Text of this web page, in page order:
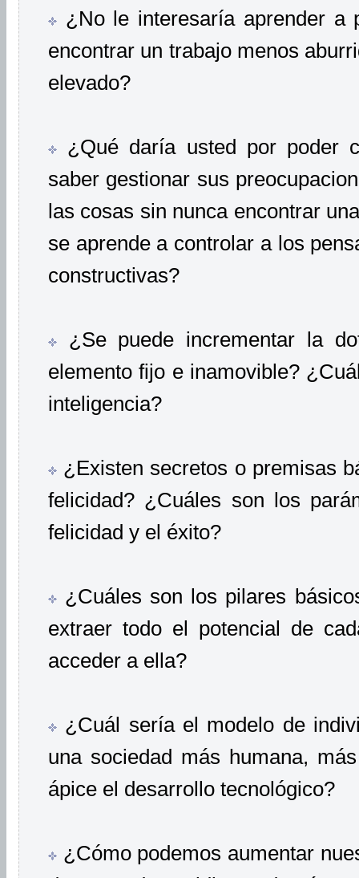
¿No le interesaría aprender a
encontrar un trabajo menos
elevado?
¿Qué daría usted por poder
saber gestionar sus
las cosas sin nunca encontrar
se aprende a controlar a los
constructivas?
¿Se puede incrementar la
elemento fijo e inamovible?
inteligencia?
¿Existen secretos o premisas
felicidad? ¿Cuáles son los
felicidad y el éxito?
¿Cuáles son los pilares
extraer todo el potencial de
acceder a ella?
¿Cuál sería el modelo de
una sociedad más humana,
ápice el desarrollo tecnológico?
¿Cómo podemos aumentar